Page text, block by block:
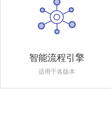
智能流程引擎
适用于各版本